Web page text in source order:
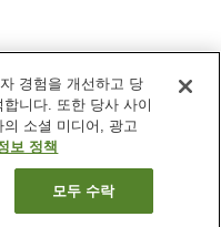
내에 온천 있음
토랑
칸
경험을 개선하고 당
니다. 또한 당사 사이
소셜 미디어, 광고
보 정책
모두 수락